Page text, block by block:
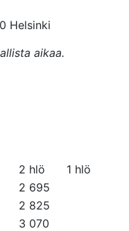
Helsinki
aikaa.
2 hlö
1 hlö
2 695
2 825
3 070